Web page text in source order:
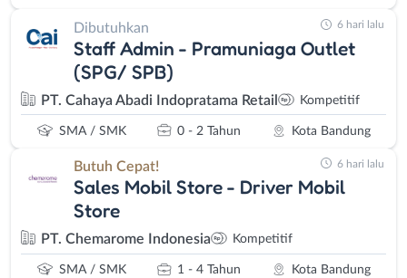
Dibutuhkan
Staff Admin - Pramuniaga Outlet
(SPG/ SPB)
PT. Cahaya Abadi Indopratama Retail Kompetitif
SMA / SMK 0 - 2 Tahun Kota Bandung
6 hari lalu
Butuh Cepat!
Sales Mobil Store - Driver Mobil
Store
PT. Chemarome Indonesia Kompetitif
SMA / SMK 1 - 4 Tahun Kota Bandung
6 hari lalu